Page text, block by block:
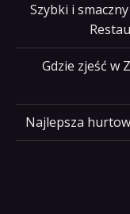
Szybki i
Gdzie zjeść w
Najlepsza